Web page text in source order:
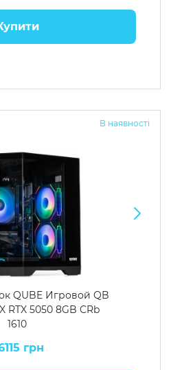
В наявності
QUBE Игровой QB
RTX 5050 8GB CRb
1610
грн